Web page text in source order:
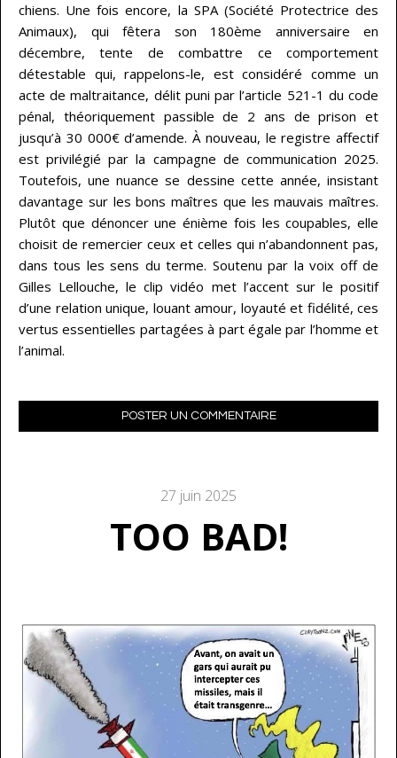
chiens. Une fois encore, la SPA (Société Protectrice des
Animaux), qui fêtera son 180ème anniversaire en
décembre, tente de combattre ce comportement
détestable qui, rappelons-le, est considéré comme un
acte de maltraitance, délit puni par l’article 521-1 du code
pénal, théoriquement passible de 2 ans de prison et
jusqu’à 30 000€ d’amende. À nouveau, le registre affectif
est privilégié par la campagne de communication 2025.
Toutefois, une nuance se dessine cette année, insistant
davantage sur les bons maîtres que les mauvais maîtres.
Plutôt que dénoncer une énième fois les coupables, elle
choisit de remercier ceux et celles qui n’abandonnent pas,
dans tous les sens du terme. Soutenu par la voix off de
Gilles Lellouche, le clip vidéo met l’accent sur le positif
d’une relation unique, louant amour, loyauté et fidélité, ces
vertus essentielles partagées à part égale par l’homme et
l’animal.
POSTER UN COMMENTAIRE
27 juin 2025
TOO BAD!